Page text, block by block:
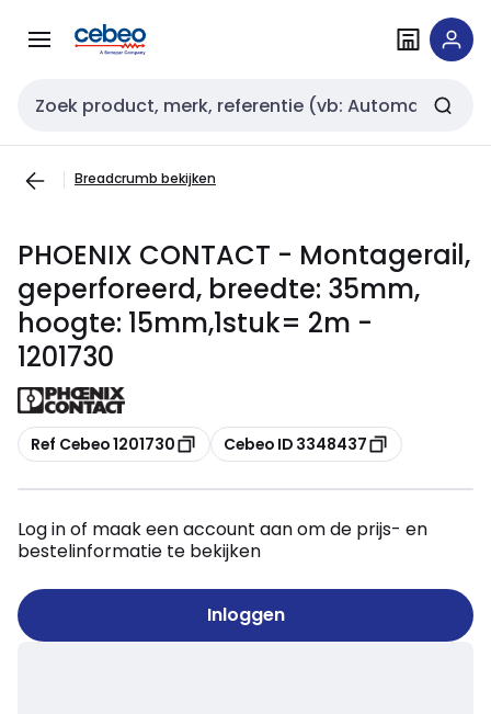
naar
naar
Zoekveld invoer
Breadcrumb bekijken
PHOENIX CONTACT - Montagerail,
geperforeerd, breedte: 35mm,
hoogte: 15mm,1stuk= 2m -
1201730
Kopiëren
Ref Cebeo 1201730 Kopiëren
Cebeo ID 3348437
Log in of maak een account aan om de prijs- en
bestelinformatie te bekijken
Inloggen